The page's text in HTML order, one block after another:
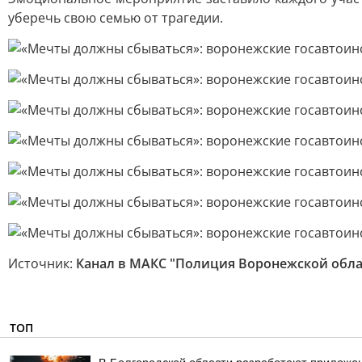
уберечь свою семью от трагедии.
Источник: Канал в МАКС "Полиция Воронежской
ТОП